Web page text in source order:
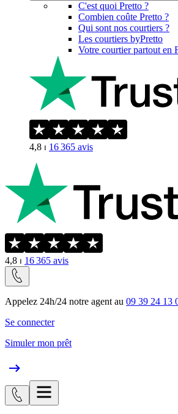
C'est quoi Pretto ?
Combien coûte Pretto ?
Qui sont nos courtiers ?
Les courtiers byPretto
Votre courtier partout en
4,8 ⏐ 16 365 avis
4,8 ⏐ 16 365 avis
Appelez 24h/24 notre agent au 09 39 24 13
Se connecter
Simuler mon prêt